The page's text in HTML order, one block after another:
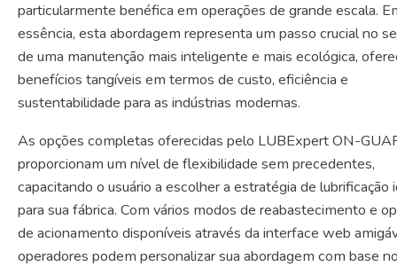
particularmente benéfica em operações de grande escala.
essência, esta abordagem representa um passo crucial no
de uma manutenção mais inteligente e mais ecológica,
benefícios tangíveis em termos de custo, eficiência e
sustentabilidade para as indústrias modernas.
As opções completas oferecidas pelo LUBExpert ON-
proporcionam um nível de flexibilidade sem precedentes,
capacitando o usuário a escolher a estratégia de lubrificação
para sua fábrica. Com vários modos de reabastecimento e
de acionamento disponíveis através da interface web
operadores podem personalizar sua abordagem com base